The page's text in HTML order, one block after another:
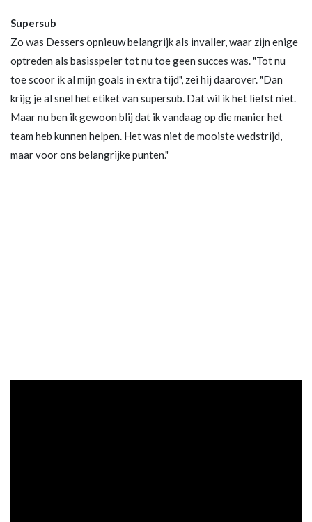
Supersub
Zo was Dessers opnieuw belangrijk als invaller, waar zijn enige
optreden als basisspeler tot nu toe geen succes was. "Tot nu
toe scoor ik al mijn goals in extra tijd", zei hij daarover. "Dan
krijg je al snel het etiket van supersub. Dat wil ik het liefst niet.
Maar nu ben ik gewoon blij dat ik vandaag op die manier het
team heb kunnen helpen. Het was niet de mooiste wedstrijd,
maar voor ons belangrijke punten."